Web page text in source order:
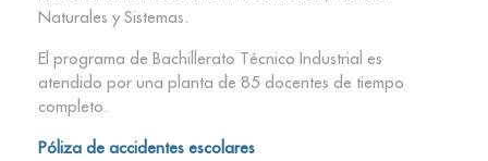
Naturales y Sistemas.
El programa de Bachillerato Técnico Industrial es
atendido por una planta de 85 docentes de tiempo
completo.
Póliza de accidentes escolares